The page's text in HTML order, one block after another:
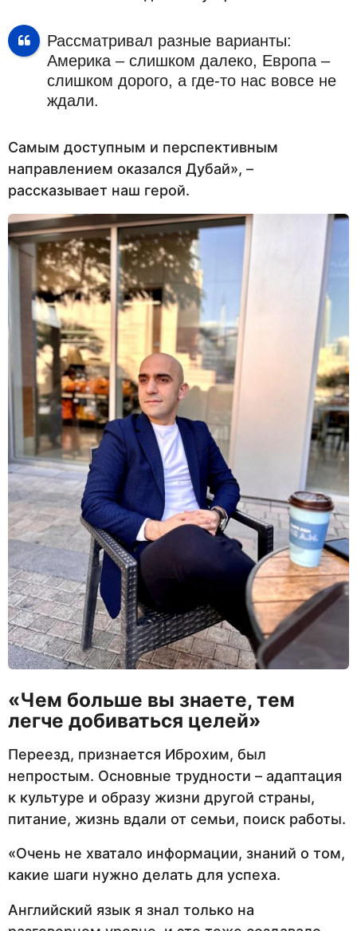
Рассматривал разные варианты:
Америка – слишком далеко, Европа –
слишком дорого, а где-то нас вовсе не
ждали.
Самым доступным и перспективным
направлением оказался Дубай», –
рассказывает наш герой.
«Чем больше вы знаете, тем
легче добиваться целей»
Переезд, признается Иброхим, был
непростым. Основные трудности – адаптация
к культуре и образу жизни другой страны,
питание, жизнь вдали от семьи, поиск работы.
«Очень не хватало информации, знаний о том,
какие шаги нужно делать для успеха.
Английский язык я знал только на